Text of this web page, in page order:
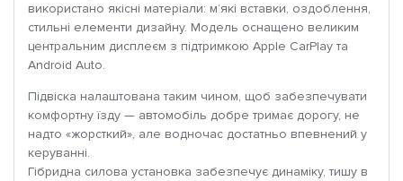
використано якісні матеріали: м’які вставки, оздоблення,
стильні елементи дизайну. Модель оснащено великим
центральним дисплеєм з підтримкою Apple CarPlay та
Android Auto.
Підвіска налаштована таким чином, щоб забезпечувати
комфортну їзду — автомобіль добре тримає дорогу, не
надто «жорсткий», але водночас достатньо впевнений у
керуванні.
Гібридна силова установка забезпечує динаміку, тишу в